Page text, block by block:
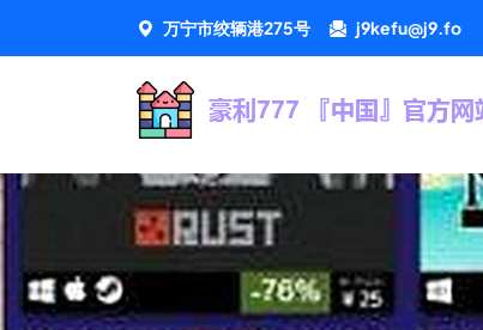
万宁市绞辆港275号 j9kefu@j9.fo